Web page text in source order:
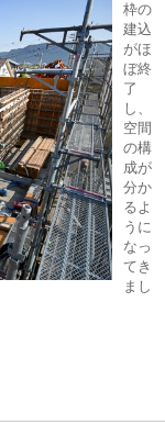
枠の
建込
がほ
ぼ終
了
し、
空間
の構
成が
分か
るよ
うに
なっ
てき
まし